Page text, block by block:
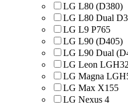
LG L80 (D380)
LG L80 Dual
LG L9 P765
LG L90 (D405)
LG L90 Dual
LG Leon
LG Magna
LG Max X155
LG Nexus 4